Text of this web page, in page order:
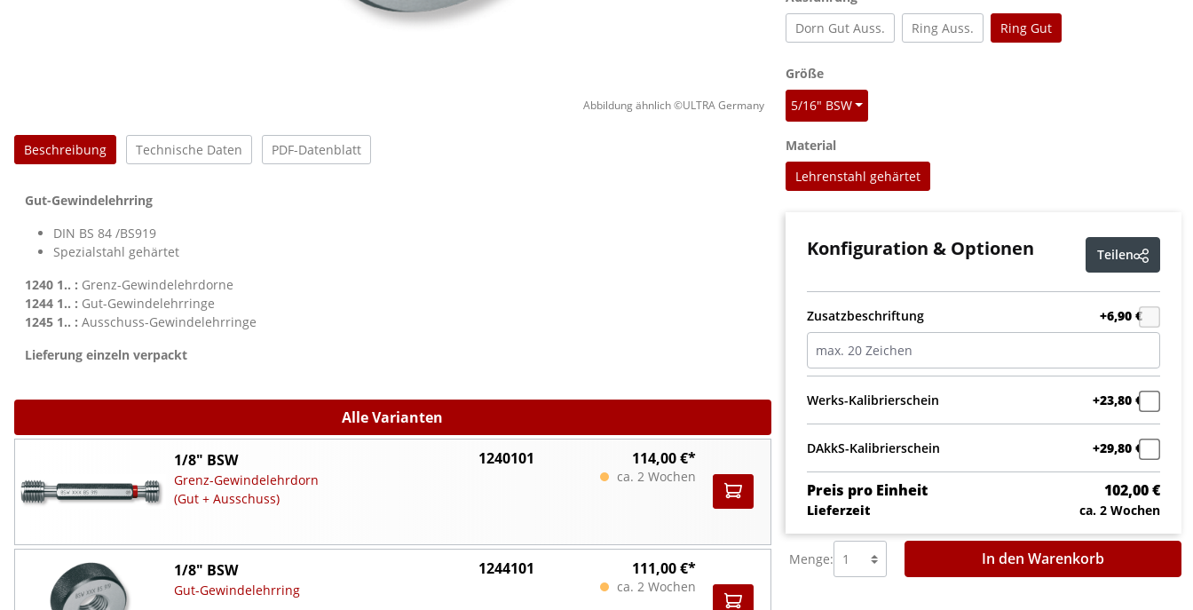
Abbildung ähnlich ©ULTRA Germany
Beschreibung Technische Daten PDF-Datenblatt
Gut-Gewindelehrring
DIN BS 84 /BS919
Spezialstahl gehärtet
1240 1.. : Grenz-Gewindelehrdorne
1244 1.. : Gut-Gewindelehrringe
1245 1.. : Ausschuss-Gewindelehrringe
Lieferung einzeln verpackt
Dorn Gut Auss.
Ring Auss. Ring Gut
Größeauswählen
5/16" BSW
Materialauswählen
Lehrenstahl gehärtet
Konfiguration & Optionen Teilen
Zusatzbeschriftung +6,90 €
Werks-Kalibrierschein +23,80 €
DAkkS-Kalibrierschein +29,80 €
Preis pro Einheit 102,00 €
Lieferzeit ca. 2 Wochen
Menge: In den Warenkorb
Alle Varianten
1/8" BSW
Grenz-Gewindelehrdorn
(Gut + Ausschuss)
1240101 114,00 €*
ca. 2 Wochen
1/8" BSW
Gut-Gewindelehrring
1244101 111,00 €*
ca. 2 Wochen